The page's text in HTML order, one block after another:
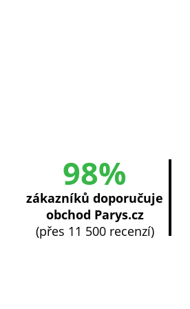
98%
zákazníků doporučuje
obchod Parys.cz
(přes 11 500 recenzí)